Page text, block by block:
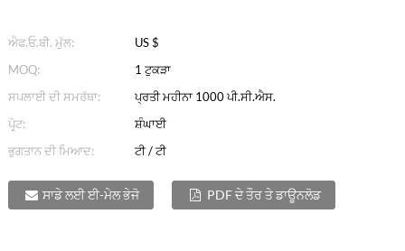
ਐਫ.ਓ.ਬੀ. ਮੁੱਲ:
US $
MOQ:
1 ਟੁਕੜਾ
ਸਪਲਾਈ ਦੀ ਸਮਰੱਥਾ:
ਪ੍ਰਤੀ ਮਹੀਨਾ 1000 ਪੀ.ਸੀ.ਐਸ.
ਪੋਰ੍ਟ:
ਸ਼ੰਘਾਈ
ਭੁਗਤਾਨ ਦੀ ਮਿਆਦ:
ਟੀ / ਟੀ
ਸਾਡੇ ਲਈ ਈ-ਮੇਲ ਭੇਜੋ PDF ਦੇ ਤੌਰ ਤੇ ਡਾਊਨਲੋਡ